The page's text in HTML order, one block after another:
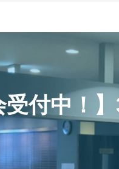
受付中！